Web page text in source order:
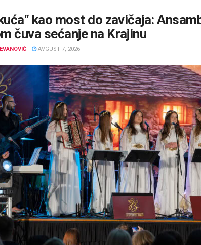
kao most do zavičaja:
čuva sećanje na Krajinu
AVGUST 7, 2026